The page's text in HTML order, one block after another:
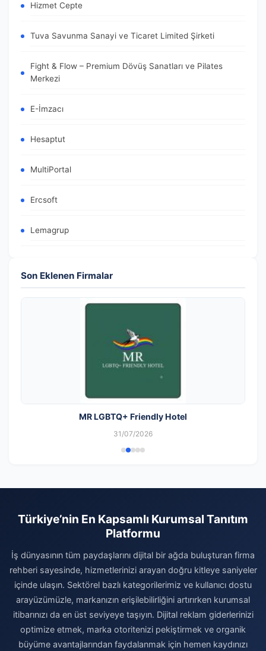
Hizmet Cepte
Tuva Savunma Sanayi ve Ticaret Limited Şirketi
Fight & Flow – Premium Dövüş Sanatları ve Pilates
Merkezi
E-İmzacı
Hesaptut
MultiPortal
Ercsoft
Lemagrup
Son Eklenen Firmalar
MR LGBTQ+ Friendly Hotel
31/07/2026
Türkiye’nin En Kapsamlı Kurumsal Tanıtım
Platformu
İş dünyasının tüm paydaşlarını dijital bir ağda buluşturan firma
rehberi sayesinde, hizmetlerinizi arayan doğru kitleye saniyeler
içinde ulaşın. Sektörel bazlı kategorilerimiz ve kullanıcı dostu
arayüzümüzle, markanızın erişilebilirliğini artırırken kurumsal
itibarınızı da en üst seviyeye taşıyın. Dijital reklam giderlerinizi
optimize etmek, marka otoritenizi pekiştirmek ve organik
büyüme avantajlarından faydalanmak için hemen kaydınızı